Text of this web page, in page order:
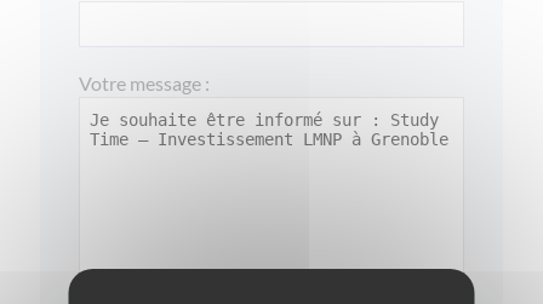
Votre message :